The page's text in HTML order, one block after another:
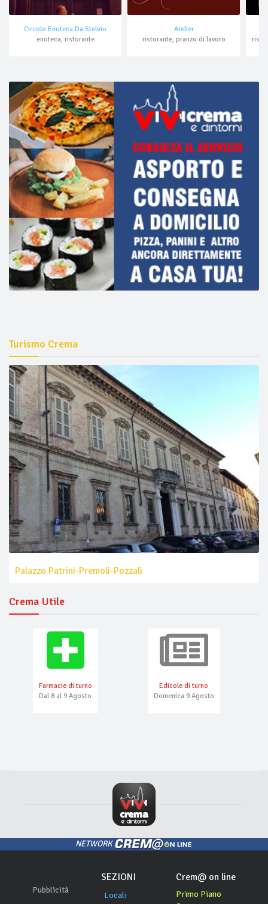
Circolo Enoteca Da Stelvio
enoteca, ristorante
Atelier
ristorante, pranzo di lavoro
Turismo Crema
Palazzo Patrini-Premoli-Pozzali
Crema Utile
Farmacie di turno
Dal 8 al 9 Agosto
Edicole di turno
Domenica 9 Agosto
NETWORK
Pubblicità
SEZIONI
Locali
Crem@ on line
Primo Piano